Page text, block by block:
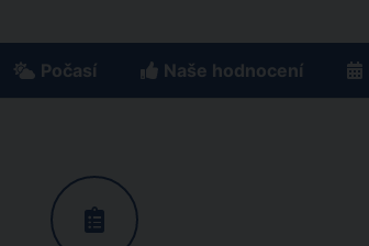
Počasí Naše hodnocení